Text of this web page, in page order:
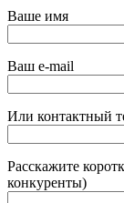
Ваше имя
Ваш e-mail
Или контактный
Расскажите
конкуренты)